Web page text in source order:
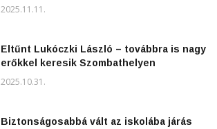
2025.11.11.
Eltűnt Lukóczki László – továbbra is nagy
erőkkel keresik Szombathelyen
2025.10.31.
Biztonságosabbá vált az iskolába járás